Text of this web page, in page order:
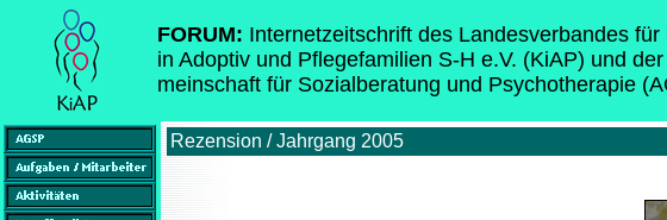
FORUM: Internetzeitschrift des Landesverbandes für
in Adoptiv und Pflegefamilien S-H e.V. (KiAP) und
meinschaft für Sozialberatung und Psychotherapie
Rezension / Jahrgang 2005